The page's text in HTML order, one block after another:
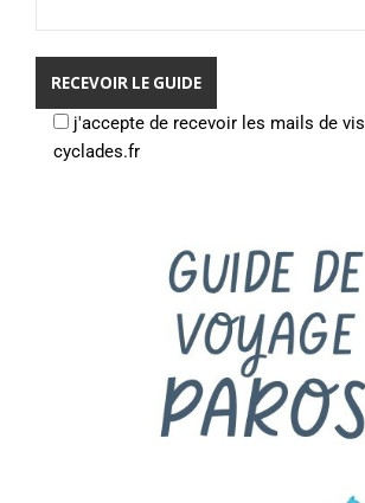
j'accepte de recevoir les mails de
cyclades.fr